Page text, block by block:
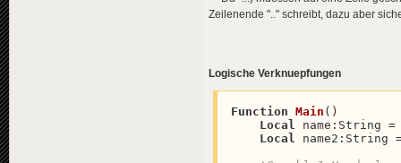
Zeilenende ".." schreibt, dazu aber
Logische Verknuepfungen
Function Main ( )
Local
name:String
Local
name2:String